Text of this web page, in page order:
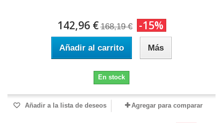
142,96 € 168,19 € -15%
Añadir al carrito Más
En stock
Añadir a la lista de deseos Agregar para comparar